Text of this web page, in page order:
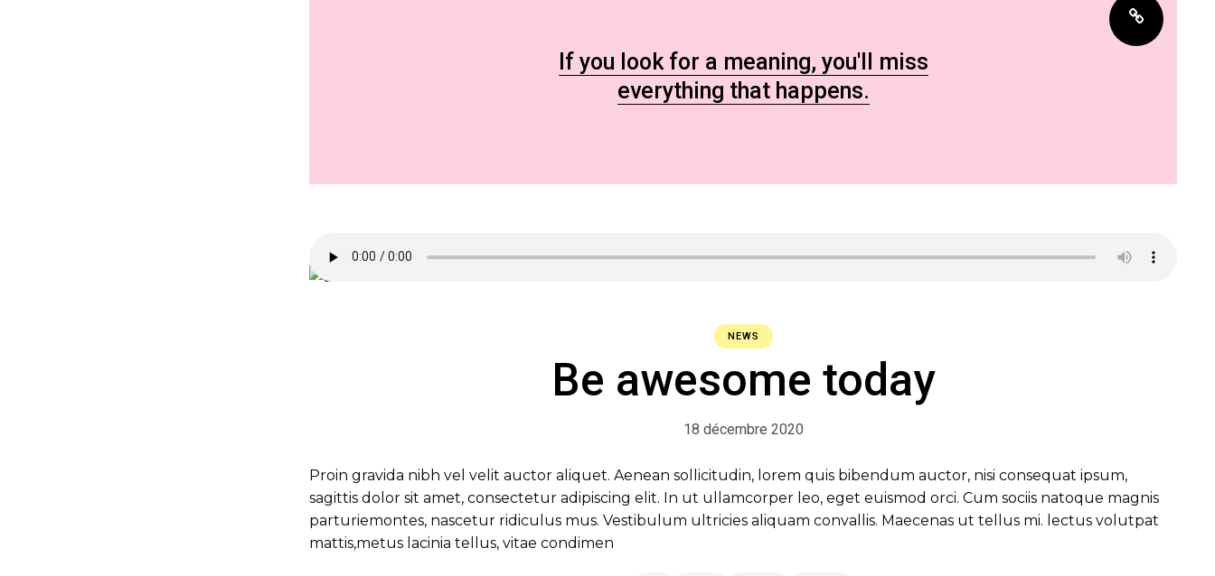
If you look for a meaning, you'll miss
everything that happens.
NEWS
Be awesome today
18 décembre 2020
Proin gravida nibh vel velit auctor aliquet. Aenean sollicitudin, lorem quis bibendum auctor, nisi consequat ipsum,
sagittis dolor sit amet, consectetur adipiscing elit. In ut ullamcorper leo, eget euismod orci. Cum sociis natoque magnis
parturiemontes, nascetur ridiculus mus. Vestibulum ultricies aliquam convallis. Maecenas ut tellus mi. lectus volutpat
mattis,metus lacinia tellus, vitae condimen